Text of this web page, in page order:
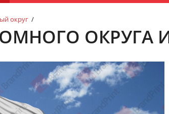
округ /
ОКРУГА